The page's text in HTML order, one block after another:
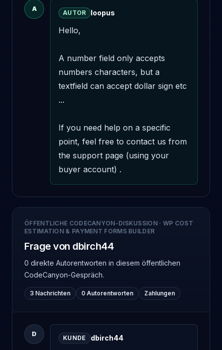
A
AUTOR loopus
Hello,
A number field only accepts
numbers characters, but a
textfield can accept dollar sign etc
...
If you need help on a specific
point, feel free to contact us from
the support page (using your
buyer account) .
ÖFFENTLICHE CODECANYON-DISKUSSION· WP COST
ESTIMATION & PAYMENT FORMS BUILDER
Frage von dbirch44
0 direkte Autorentworten in diesem öffentlichen
CodeCanyon-Gespräch.
3 Nachrichten 0 Autorentworten Zahlungen
D
KUNDE dbirch44